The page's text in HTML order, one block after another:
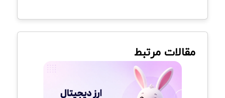
مقالات مرتبط